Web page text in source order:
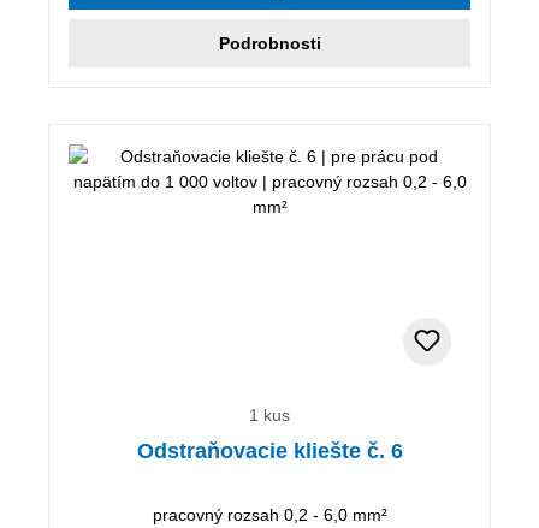
Podrobnosti
1 kus
Odstraňovacie kliešte č. 6
pracovný rozsah 0,2 - 6,0 mm²